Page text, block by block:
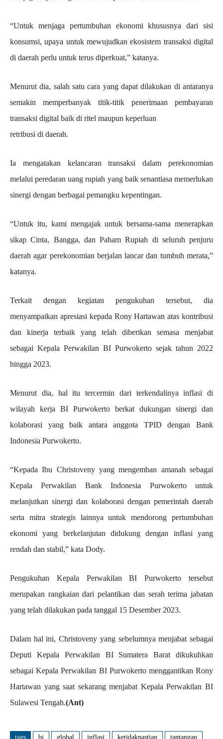
“Untuk menjaga pertumbuhan ekonomi khususnya dari sisi
konsumsi, upaya untuk mewujudkan ekosistem transaksi digital
di daerah perlu untuk terus diperkuat,” katanya.
Menurut dia, salah satu cara yang dapat dilakukan di antaranya
semakin memperbanyak titik-titik penerimaan pembayaran
transaksi digital baik di ritel maupun keperluan
retribusi di daerah.
Ia mengatakan kelancaran transaksi dalam perekonomian
melalui peredaran uang rupiah yang baik senantiasa memerlukan
sinergi dengan berbagai pemangku kepentingan.
“Untuk itu, kami mengajak untuk bersama-sama menerapkan
sikap Cinta, Bangga, dan Paham Rupiah di seluruh penjuru
daerah agar perekonomian berjalan lancar dan tumbuh merata,”
katanya.
Terkait dengan kegiatan pengukuhan tersebut, dia
menyampaikan apresiasi kepada Rony Hartawan atas kontribusi
dan kinerja terbaik yang telah diberikan semasa menjabat
sebagai Kepala Perwakilan BI Purwokerto sejak tahun 2022
hingga 2023.
Menurut dia, hal itu tercermin dari terkendalinya inflasi di
wilayah kerja BI Purwokerto berkat dukungan sinergi dan
kolaborasi yang baik antara anggota TPID dengan Bank
Indonesia Purwokerto.
“Kepada Ibu Christoveny yang mengemban amanah sebagai
Kepala Perwakilan Bank Indonesia Purwokerto untuk
melanjutkan sinergi dan kolaborasi dengan pemerintah daerah
serta mitra strategis lainnya untuk mendorong pertumbuhan
ekonomi yang berkelanjutan didukung dengan inflasi yang
rendah dan stabil,” kata Dody.
Pengukuhan Kepala Perwakilan BI Purwokerto tersebut
merupakan rangkaian dari pelantikan dan serah terima jabatan
yang telah dilakukan pada tanggal 15 Desember 2023.
Dalam hal ini, Christoveny yang sebelumnya menjabat sebagai
Deputi Kepala Perwakilan BI Sumatera Barat dikukuhkan
sebagai Kepala Perwakilan BI Purwokerto menggantikan Rony
Hartawan yang saat sekarang menjabat Kepala Perwakilan BI
Sulawesi Tengah.(Ant)
tags bi global inflasi ketidakpastian tantangan